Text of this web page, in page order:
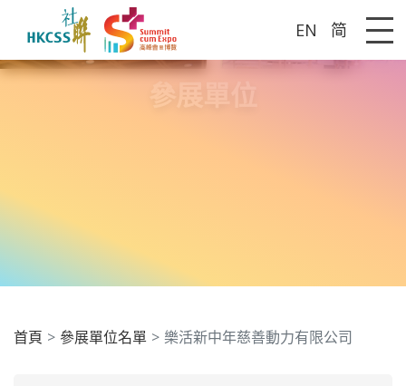
EN 简
參展單位
首頁 參展單位名單 樂活新中年慈善動力有限公司